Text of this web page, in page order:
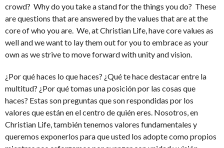
crowd? Why do you take a stand for the things you do? These
are questions that are answered by the values that are at the
core of who you are. We, at Christian Life, have core values as
well and we want to lay them out for you to embrace as your
own as we strive to move forward with unity and vision.
¿Por qué haces lo que haces? ¿Qué te hace destacar entre la
multitud? ¿Por qué tomas una posición por las cosas que
haces? Estas son preguntas que son respondidas por los
valores que están en el centro de quién eres. Nosotros, en
Christian Life, también tenemos valores fundamentales y
queremos exponerlos para que usted los adopte como propios